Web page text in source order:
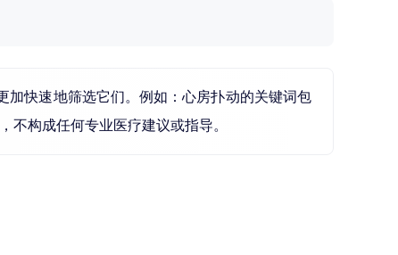
加快速地筛选它们。例如：心房扑动的关键词包
不构成任何专业医疗建议或指导。